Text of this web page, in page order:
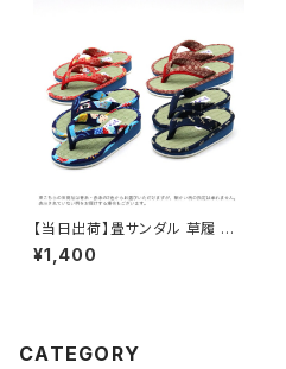
【当日出荷】畳サンダル 草履 鼻
緒付き 草履 子供用 キッズ たた
み 日本製畳 民芸品 福袋 痛くな
¥1,400
CATEGORY